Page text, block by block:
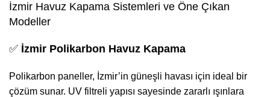
İzmir Havuz Kapama Sistemleri ve Öne Çıkan
Modeller
✅ İzmir Polikarbon Havuz Kapama
Polikarbon paneller, İzmir’in güneşli havası için ideal bir
çözüm sunar. UV filtreli yapısı sayesinde zararlı ışınlara